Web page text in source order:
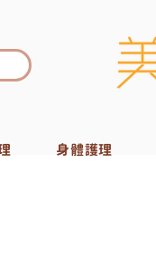
身體護理